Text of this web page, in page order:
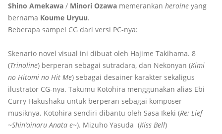
Shino Amekawa / Minori Ozawa memerankan heroine yang
bernama Koume Uryuu.
Beberapa sampel CG dari versi PC-nya:
Skenario novel visual ini dibuat oleh Hajime Takihama. 8
(Trinoline) berperan sebagai sutradara, dan Nekonyan (Kimi
no Hitomi no Hit Me) sebagai desainer karakter sekaligus
ilustrator CG-nya. Takumu Kotohira menggunakan alias Ebi
Curry Hakushaku untuk berperan sebagai komposer
musiknya. Kotohira sendiri dibantu oleh Sasa Ikeki (Re: Lief
~Shin’ainaru Anata e~). Mizuho Yasuda (Kiss Bell)